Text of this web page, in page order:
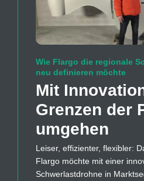
Wie Flargo die regionale
neu definieren möchte
Mit
Grenzen der
umgehen
Leiser, effizienter, flexibler:
Flargo möchte mit einer
Schwerlastdrohne in